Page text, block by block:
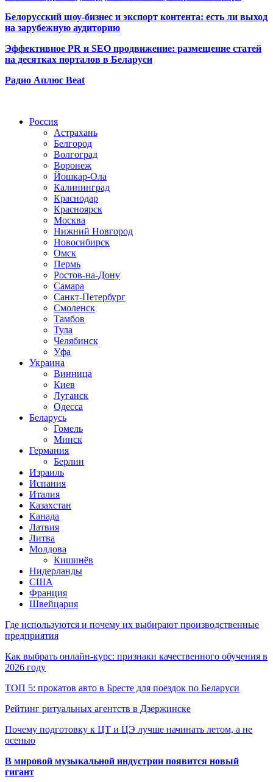
Белорусский шоу-бизнес и экспорт контента: есть ли выход
на зарубежную аудиторию
Эффективное PR и SEO продвижение: размещение статей
на десятках порталов в Беларуси
Радио Аплюс Beat
Россия
Астрахань
Белгород
Волгоград
Воронеж
Йошкар-Ола
Калининград
Краснодар
Красноярск
Москва
Нижний Новгород
Новосибирск
Омск
Пермь
Ростов-на-Дону
Самара
Санкт-Петербург
Смоленск
Тамбов
Тула
Челябинск
Уфа
Украина
Винница
Киев
Луганск
Одесса
Беларусь
Гомель
Минск
Германия
Берлин
Израиль
Испания
Италия
Казахстан
Канада
Латвия
Литва
Молдова
Кишинёв
Нидерланды
США
Франция
Швейцария
Где используются и почему их выбирают производственные
предприятия
Как выбрать онлайн-курс: признаки качественного обучения в
2026 году
ТОП 5: прокатов авто в Бресте для поездок по Беларуси
Рейтинг ритуальных агентств в Дзержинске
Почему подготовку к ЦТ и ЦЭ лучше начинать летом, а не
осенью
В мировой музыкальной индустрии появится новый
гигант